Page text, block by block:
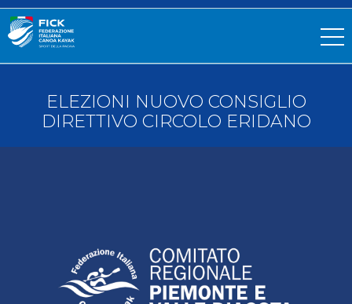
ELEZIONI NUOVO CONSIGLIO
DIRETTIVO CIRCOLO ERIDANO